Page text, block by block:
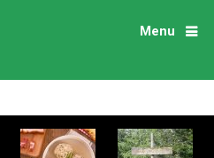
Menu